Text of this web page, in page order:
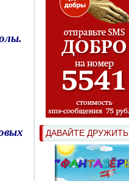
ДАВАЙТЕ ДРУЖИТЬ
.